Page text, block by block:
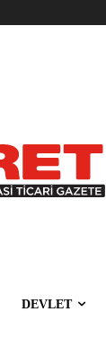
DEVLET